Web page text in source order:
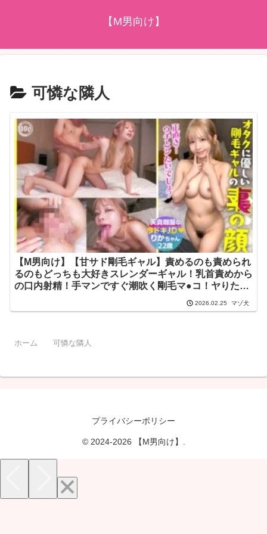
【M男向け】
可憐な隣人
【M男向け】【甘サド剛毛ギャル】責めるのも責められ
るのもどっちも大好きスレンダーギャル！乳首責めから
の口内射精！手マンですぐ潮吹く剛毛マ●コ！ヤりたい
盛りのぐしょぐしょ腟内を堪能し尽くすエンドレスピス
トン！！【可憐な隣人】【りか】 佐野りか
2026.02.25 マゾ犬
ホーム 可憐な隣人
プライバシーポリシー
© 2024-2026 【M男向け】.